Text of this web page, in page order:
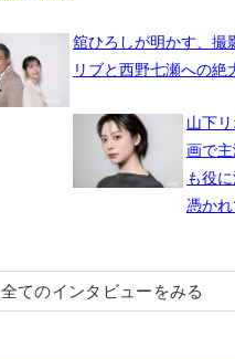
舘ひろしが明かす、撮
リブと西野七瀬への絶
山下
画で
も役
憑か
全てのインタビューをみる